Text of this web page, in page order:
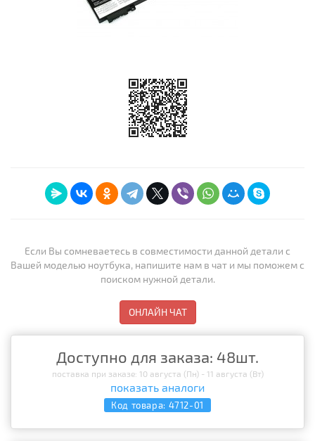
Если Вы сомневаетесь в совместимости данной детали с
Вашей моделью ноутбука, напишите нам в чат и мы поможем с
поиском нужной детали.
ОНЛАЙН ЧАТ
Доступно для заказа: 48шт.
поставка при заказе: 10 августа (Пн) - 11 августа (Вт)
показать аналоги
Код товара: 4712-01